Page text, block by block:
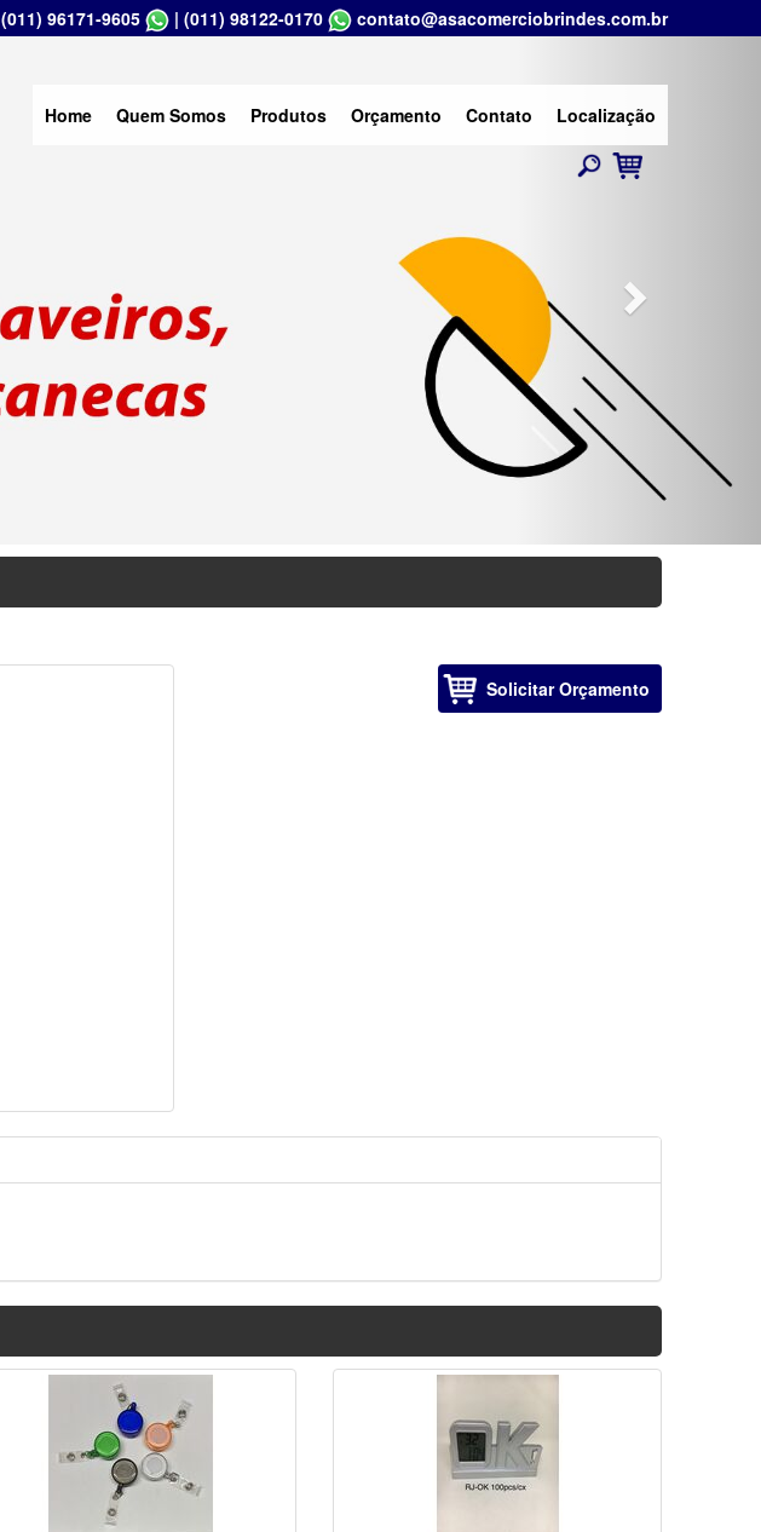
(011) 96171-9605 | (011) 98122-0170 contato@asacomerciobrindes.com.br
Home Quem Somos Produtos Orçamento Contato Localização
Solicitar Orçamento